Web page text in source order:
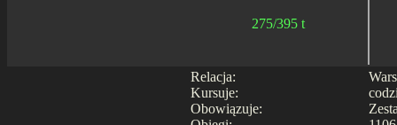
275/395 t
Relacja:
Kursuje:
Obowiązuje: